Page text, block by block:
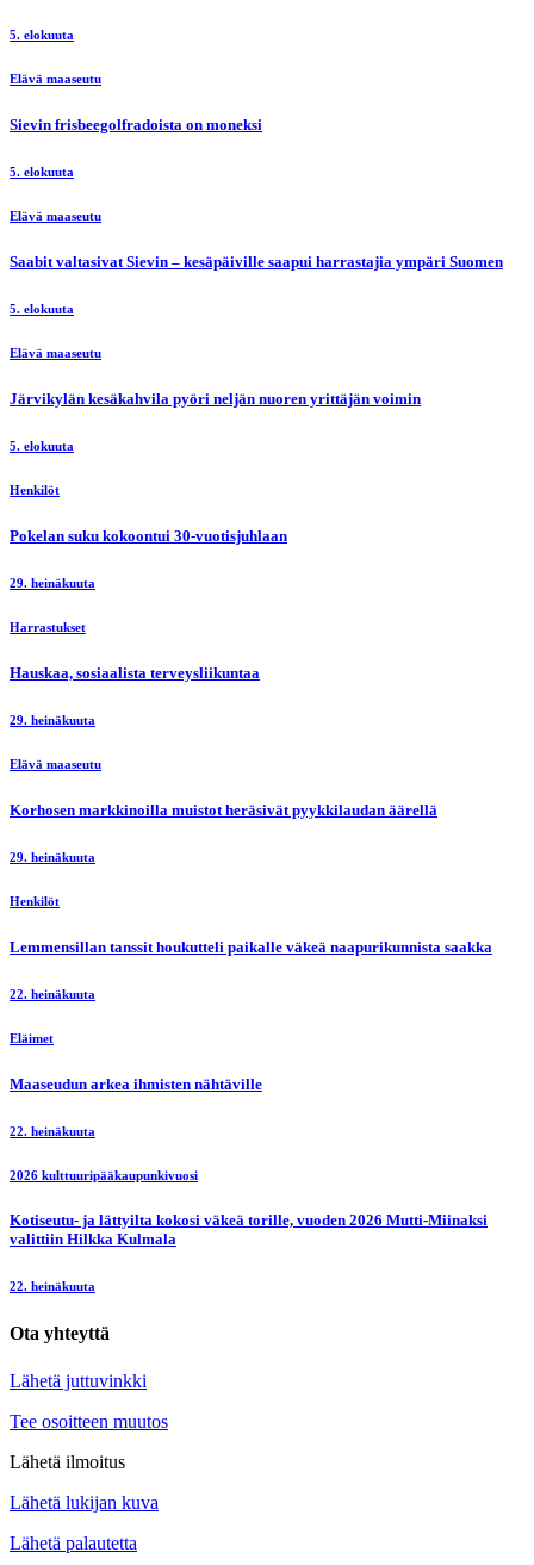
5. elokuuta
Elävä maaseutu
Sievin frisbeegolfradoista on moneksi
5. elokuuta
Elävä maaseutu
Saabit valtasivat Sievin – kesäpäiville saapui harrastajia ympäri Suomen
5. elokuuta
Elävä maaseutu
Järvikylän kesäkahvila pyöri neljän nuoren yrittäjän voimin
5. elokuuta
Henkilöt
Pokelan suku kokoontui 30-vuotisjuhlaan
29. heinäkuuta
Harrastukset
Hauskaa, sosiaalista terveysliikuntaa
29. heinäkuuta
Elävä maaseutu
Korhosen markkinoilla muistot heräsivät pyykkilaudan äärellä
29. heinäkuuta
Henkilöt
Lemmensillan tanssit houkutteli paikalle väkeä naapurikunnista saakka
22. heinäkuuta
Eläimet
Maaseudun arkea ihmisten nähtäville
22. heinäkuuta
2026 kulttuuripääkaupunkivuosi
Kotiseutu- ja lättyilta kokosi väkeä torille, vuoden 2026 Mutti-Miinaksi
valittiin Hilkka Kulmala
22. heinäkuuta
Ota yhteyttä
Lähetä juttuvinkki
Tee osoitteen muutos
Lähetä ilmoitus
Lähetä lukijan kuva
Lähetä palautetta